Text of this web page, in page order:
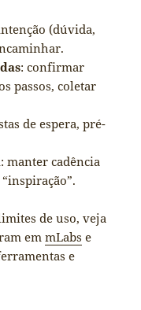
(dúvida,
: confirmar
passos, coletar
de espera, pré-
: manter cadência
de uso, veja
emmLabs e
e